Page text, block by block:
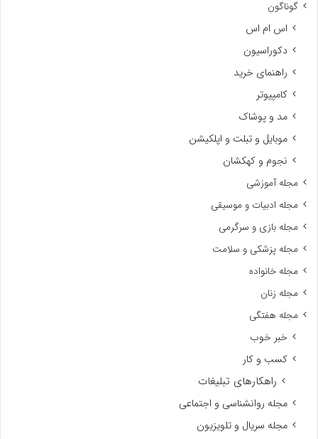
گوناگون
اس ام اس
دکوراسیون
راهنمای خرید
کامپیوتر
مد و پوشاک
موبایل و تبلت و اپلکیشن
نجوم و کهکشان
مجله آموزشی
مجله ادبیات و موسیقی
مجله بازی و سرگرمی
مجله پزشکی و سلامت
مجله خانواده
مجله زنان
مجله هفتگی
خبر خوب
کسب و کار
راهکارهای تبلیغات
مجله روانشناسی و اجتماعی
مجله سریال و تلویزیون